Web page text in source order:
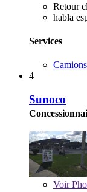
Retour
habla
Services
4
Sunoco
Voir